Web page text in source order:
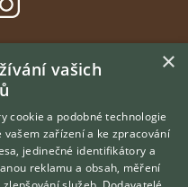
×
vašich
cookie a podobné technologie
zařízení a ke zpracování
jedinečné identifikátory a
reklamu a obsah, měření